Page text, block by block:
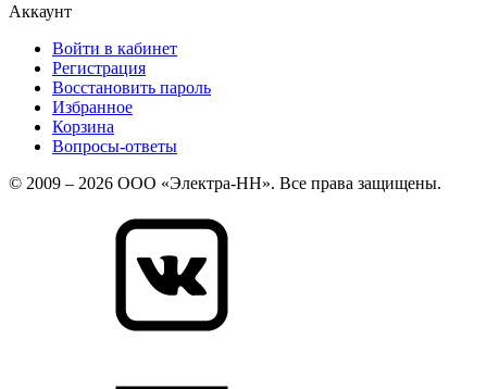
Аккаунт
Войти в кабинет
Регистрация
Восстановить пароль
Избранное
Корзина
Вопросы-ответы
© 2009 – 2026 ООО «Электра-НН». Все права защищены.